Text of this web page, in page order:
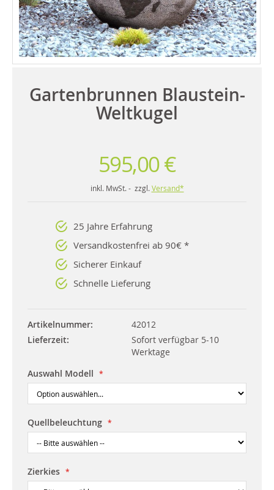
Gartenbrunnen Blaustein-
Weltkugel
595,00 €
inkl. MwSt. - zzgl. Versand*
25 Jahre Erfahrung
Versandkostenfrei ab 90€ *
Sicherer Einkauf
Schnelle Lieferung
Artikelnummer
42012
Lieferzeit
Sofort verfügbar 5-10
Werktage
Auswahl Modell
Quellbeleuchtung
Zierkies